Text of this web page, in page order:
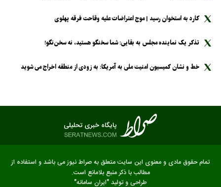
کارد به استخوان رسید | موج اعتراضات علیه وقاحت فرقه پهلوی
تذکر یک نماینده مجلس به بقایی: شما سخنگو هستید، نه سخن‌نگو!
خط و نشان کمیسیون امنیت ملی به آمریکا: به زودی از منطقه اخراج می شوید
تمام حقوق مادی و معنوی این سایت متعلق به صراط نیوز می باشد و استفاده از
مطالب با ذکر منبع بلامانع است.
طراحی و تولید"ایران سامانه"